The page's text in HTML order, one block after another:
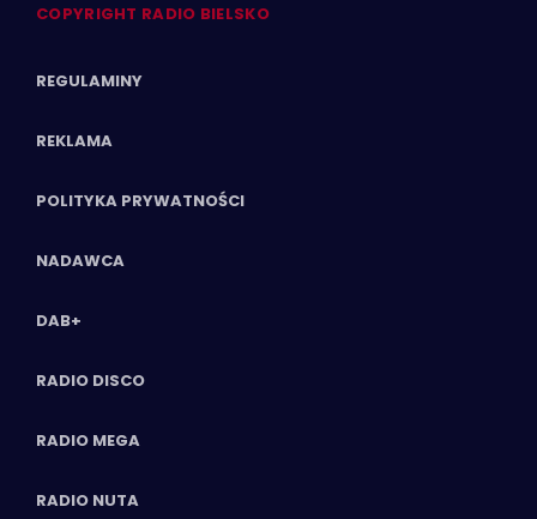
COPYRIGHT RADIO BIELSKO
REGULAMINY
REKLAMA
POLITYKA PRYWATNOŚCI
NADAWCA
DAB+
RADIO DISCO
RADIO MEGA
RADIO NUTA